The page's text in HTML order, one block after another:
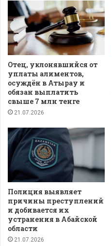
Отец, уклонявшийся от
уплаты алиментов,
осуждён в Атырау и
обязан выплатить
свыше 7 млн тенге
21.07.2026
Полиция выявляет
причины преступлений
и добивается их
устранения в Абайской
области
21.07.2026